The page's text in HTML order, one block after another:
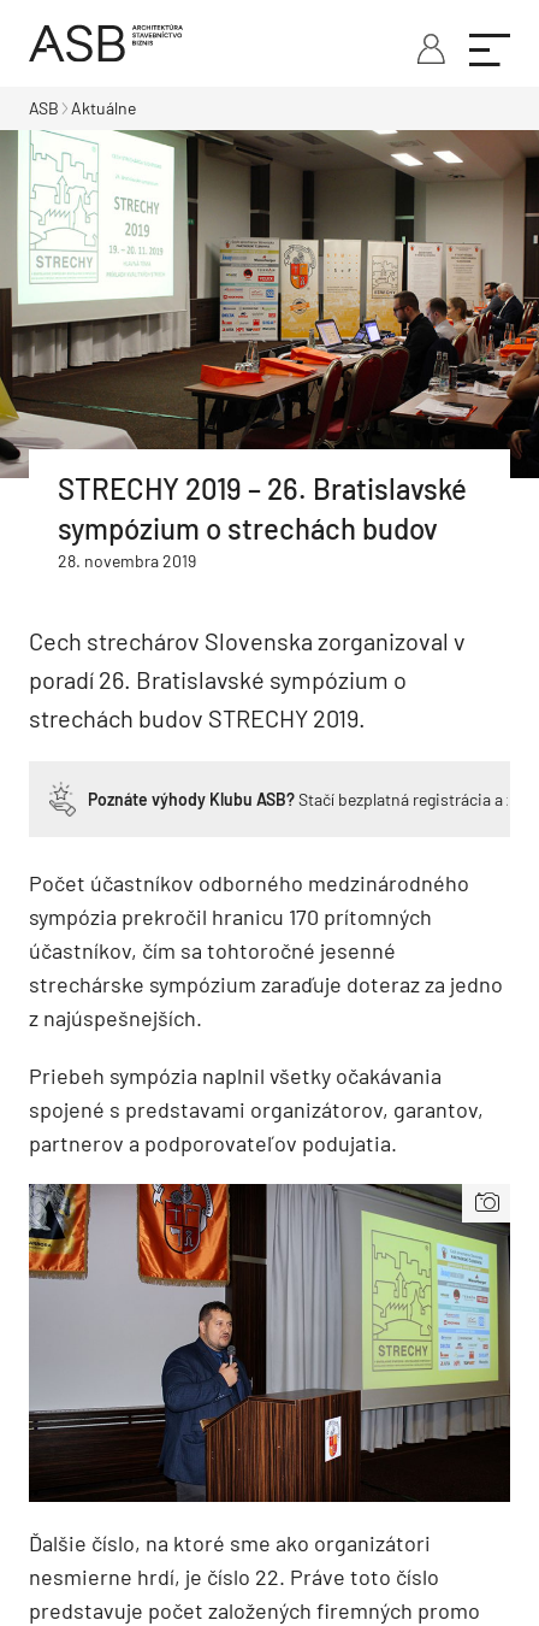
ASB Aktuálne
STRECHY 2019 – 26. Bratislavské
sympózium o strechách budov
28. novembra 2019
Cech strechárov Slovenska zorganizoval v
poradí 26. Bratislavské sympózium o
strechách budov STRECHY 2019.
Poznáte výhody Klubu ASB?Stačí bezplatná registrácia a
Počet účastníkov odborného medzinárodného
sympózia prekročil hranicu 170 prítomných
účastníkov, čím sa tohtoročné jesenné
strechárske sympózium zaraďuje doteraz za jedno
z najúspešnejších.
Priebeh sympózia naplnil všetky očakávania
spojené s predstavami organizátorov, garantov,
partnerov a podporovateľov podujatia.
Ďalšie číslo, na ktoré sme ako organizátori
nesmierne hrdí, je číslo 22. Práve toto číslo
predstavuje počet založených firemných promo